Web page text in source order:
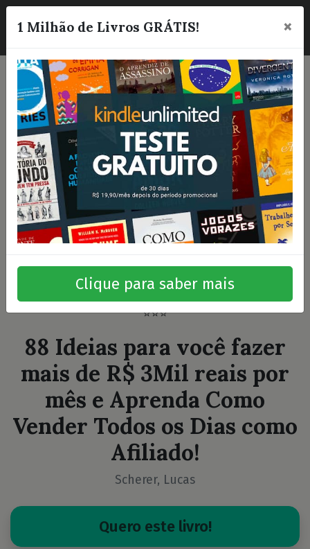
☰
⭐⭐⭐
88 Ideias para você fazer
mais de R$ 3Mil reais por
mês e Aprenda Como
Vender Todos os Dias como
Afiliado!
Scherer, Lucas
Quero este livro!
1 Milhão de Livros GRÁTIS! ×
Clique para saber mais